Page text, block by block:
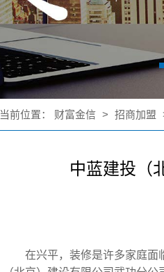
当前位置： 财富金信 > 招商加盟
中蓝建投（
在兴平，装修是许多家庭面